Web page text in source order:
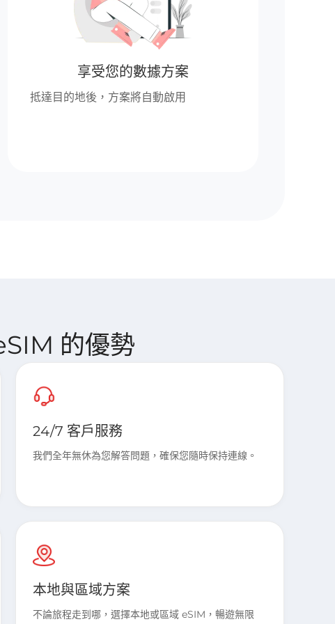
享受您的數據方案
抵達目的地後，方案將自動啟用
的優勢
24/7 客戶服務
我們全年無休為您解答問題，確保您隨時保持連線。
本地與區域方案
不論旅程走到哪，選擇本地或區域 eSIM，暢遊無限